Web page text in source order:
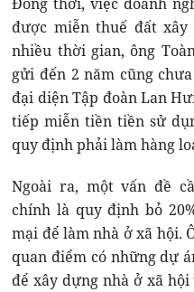
được miễn thuế đất
nhiều thời gian, ông
gửi đến 2 năm cũng
đại diện Tập đoàn Lan
tiếp miễn tiền tiền sử
quy định phải làm hàng
Ngoài ra, một vấn đề
chính là quy định bỏ
mại để làm nhà ở xã hội.
quan điểm có những dự
để xây dựng nhà ở xã